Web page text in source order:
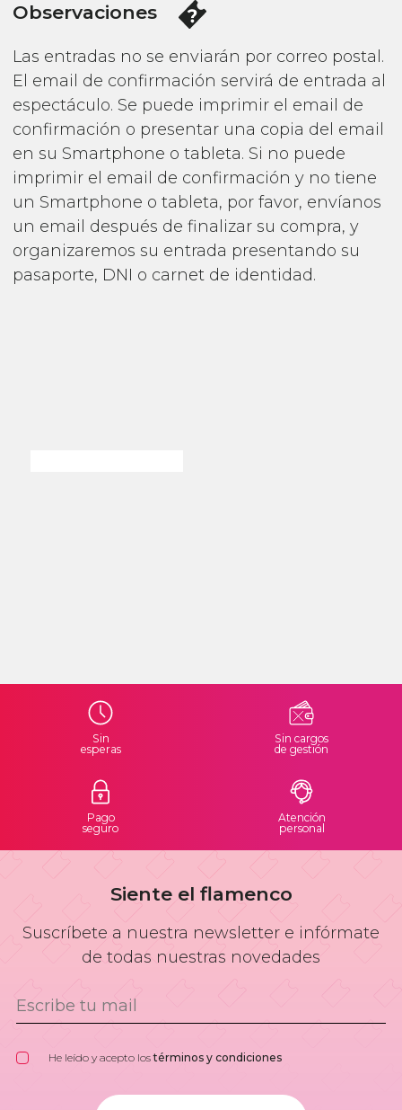
Observaciones
Las entradas no se enviarán por correo postal.
El email de confirmación servirá de entrada al
espectáculo. Se puede imprimir el email de
confirmación o presentar una copia del email
en su Smartphone o tableta. Si no puede
imprimir el email de confirmación y no tiene
un Smartphone o tableta, por favor, envíanos
un email después de finalizar su compra, y
organizaremos su entrada presentando su
pasaporte, DNI o carnet de identidad.
Sin
esperas
Sin cargos
de gestión
Pago
seguro
Atención
personal
Siente el flamenco
Suscríbete a nuestra newsletter e infórmate
de todas nuestras novedades
He leído y acepto lostérminos y condiciones